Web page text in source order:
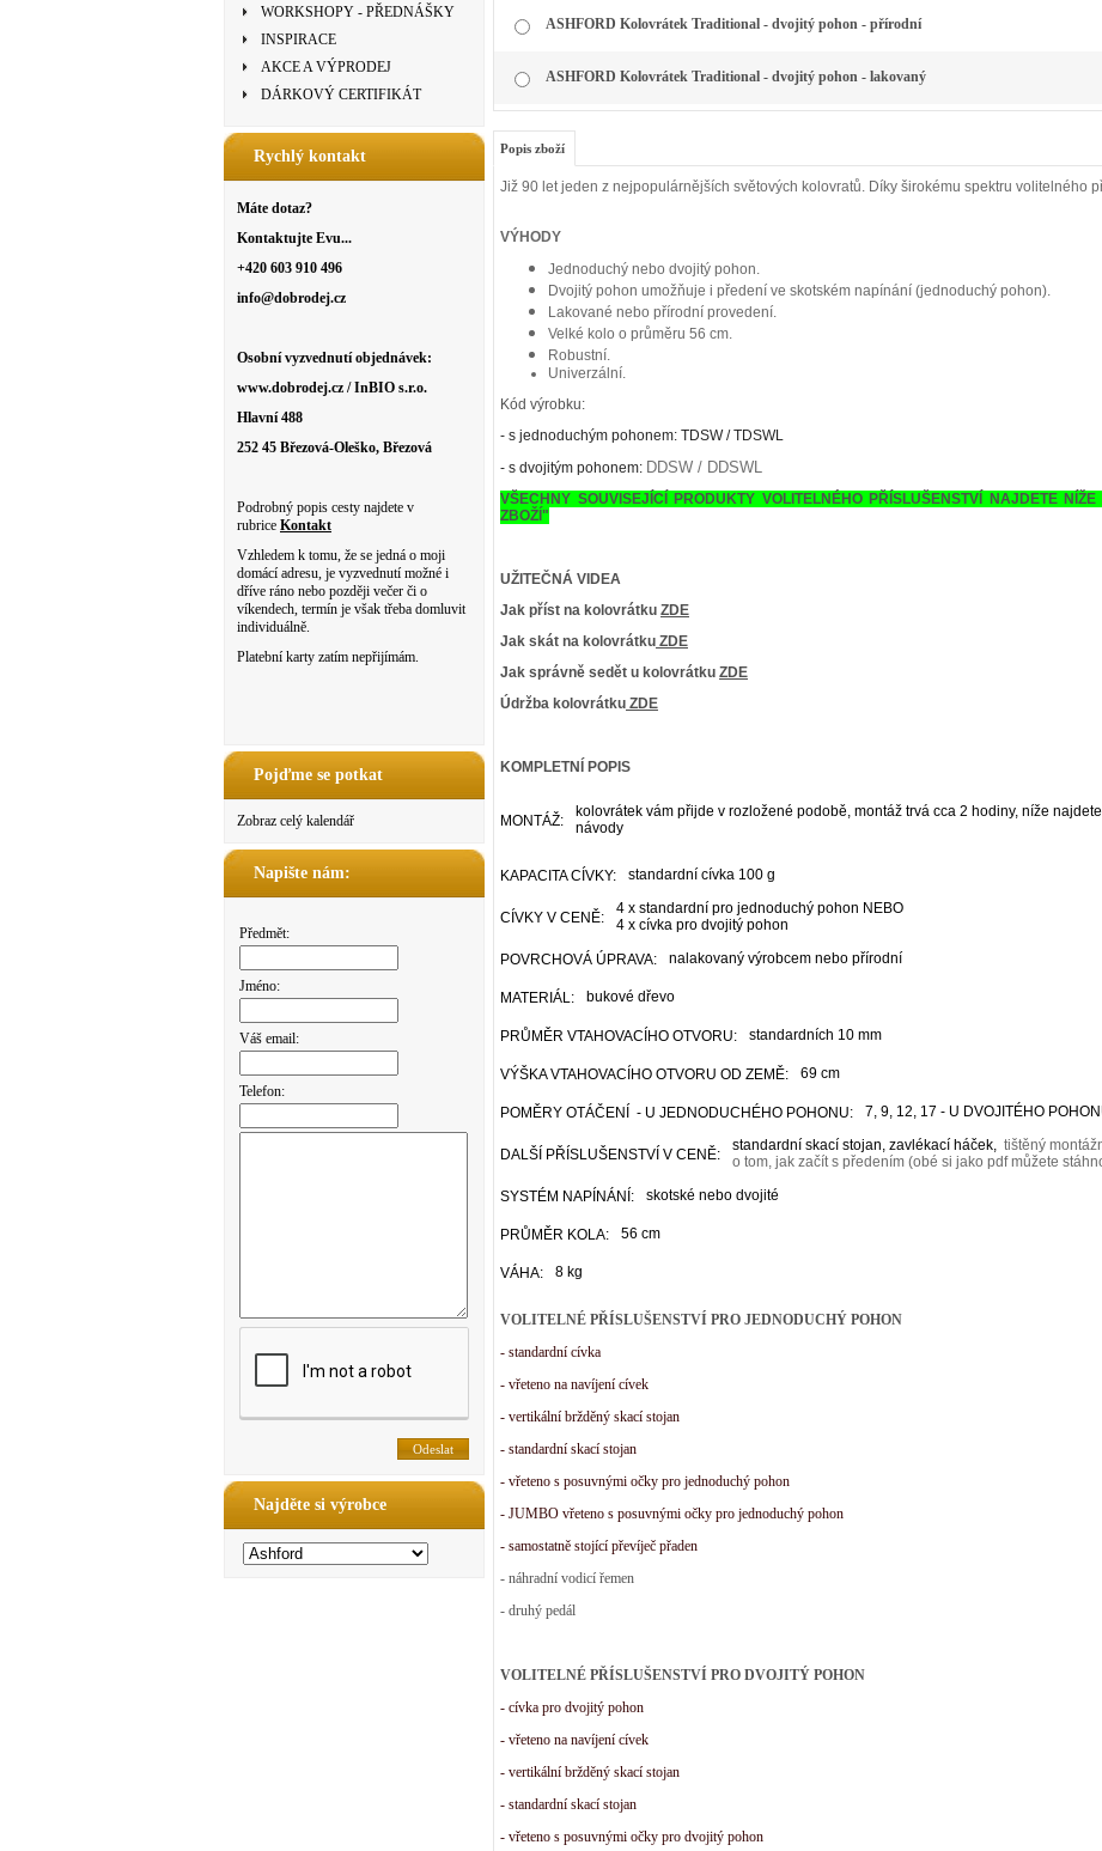
WORKSHOPY - PŘEDNÁŠKY
INSPIRACE
AKCE A VÝPRODEJ
DÁRKOVÝ CERTIFIKÁT
Rychlý kontakt
Máte dotaz?
Kontaktujte Evu...
+420 603 910 496
info@dobrodej.cz
Osobní vyzvednutí objednávek:
www.dobrodej.cz / InBIO s.r.o.
Hlavní 488
252 45 Březová-Oleško, Březová
Podrobný popis cesty najdete v
rubrice Kontakt
Vzhledem k tomu, že se jedná o moji
domácí adresu, je vyzvednutí možné i
dříve ráno nebo později večer či o
víkendech, termín je však třeba domluvit
individuálně.
Platební karty zatím nepřijímám.
Pojďme se potkat
Zobraz celý kalendář
Napište nám:
Předmět:
Jméno:
Váš email:
Telefon:
Najděte si výrobce
ASHFORD Kolovrátek Traditional - dvojitý pohon - přírodní
ASHFORD Kolovrátek Traditional - dvojitý pohon - lakovaný
Popis zboží
Již 90 let jeden z nejpopulárnějších světových kolovratů. Díky širokému spektru volitelného
VÝHODY
Jednoduchý nebo dvojitý pohon.
Dvojitý pohon umožňuje i předení ve skotském napínání (jednoduchý pohon).
Lakované nebo přírodní provedení.
Velké kolo o průměru 56 cm.
Robustní.
Univerzální.
Kód výrobku:
- s jednoduchým pohonem: TDSW / TDSWL
- s dvojitým pohonem: DDSW / DDSWL
VŠECHNY SOUVISEJÍCÍ PRODUKTY VOLITELNÉHO PŘÍSLUŠENSTVÍ NAJDETE
ZBOŽÍ"
UŽITEČNÁ VIDEA
Jak příst na kolovrátku ZDE
Jak skát na kolovrátku ZDE
Jak správně sedět u kolovrátku ZDE
Údržba kolovrátku ZDE
KOMPLETNÍ POPIS
MONTÁŽ:
kolovrátek vám přijde v rozložené podobě, montáž trvá cca 2 hodiny, níže
návody
KAPACITA CÍVKY: standardní cívka 100 g
CÍVKY V CENĚ:
4 x standardní pro jednoduchý pohon NEBO
4 x cívka pro dvojitý pohon
POVRCHOVÁ ÚPRAVA: nalakovaný výrobcem nebo přírodní
MATERIÁL: bukové dřevo
PRŮMĚR VTAHOVACÍHO OTVORU: standardních 10 mm
VÝŠKA VTAHOVACÍHO OTVORU OD ZEMĚ: 69 cm
POMĚRY OTÁČENÍ - U JEDNODUCHÉHO POHONU: 7, 9, 12, 17 - U DVOJITÉHO
DALŠÍ PŘÍSLUŠENSTVÍ V CENĚ:
standardní skací stojan, zavlékací háček, tištěný
o tom, jak začít s předením (obé si jako pdf můžete
SYSTÉM NAPÍNÁNÍ: skotské nebo dvojité
PRŮMĚR KOLA: 56 cm
VÁHA: 8 kg
VOLITELNÉ PŘÍSLUŠENSTVÍ PRO JEDNODUCHÝ POHON
- standardní cívka
- vřeteno na navíjení cívek
- vertikální bržděný skací stojan
- standardní skací stojan
- vřeteno s posuvnými očky pro jednoduchý pohon
- JUMBO vřeteno s posuvnými očky pro jednoduchý pohon
- samostatně stojící převíječ přaden
- náhradní vodicí řemen
- druhý pedál
VOLITELNÉ PŘÍSLUŠENSTVÍ PRO DVOJITÝ POHON
- cívka pro dvojitý pohon
- vřeteno na navíjení cívek
- vertikální bržděný skací stojan
- standardní skací stojan
- vřeteno s posuvnými očky pro dvojitý pohon